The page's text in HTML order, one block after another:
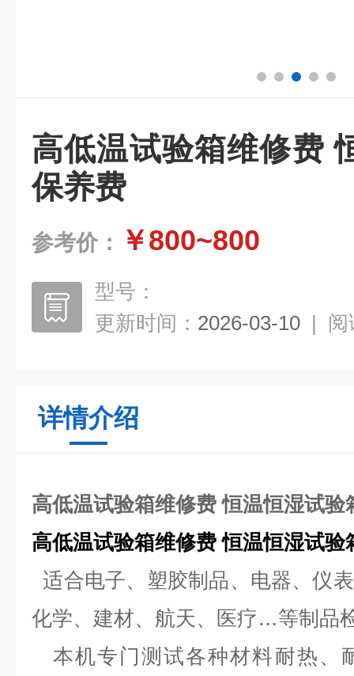
高低温试验箱维修费
保养费
参考价： ￥800~800
型号：
更新时间： 2026-03-10 | 阅
详情介绍
高低温试验箱维修费 恒温恒湿试验
高低温试验箱维修费 恒温恒湿试验
适合电子、塑胶制品、电器、仪
化学、建材、航天、医疗…等制品
本机专门测试各种材料耐热、